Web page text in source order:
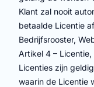
Klant zal nooit
betaalde Licentie
Bedrijfsrooster,
Artikel 4 –
Licenties zijn
waarin de Licentie